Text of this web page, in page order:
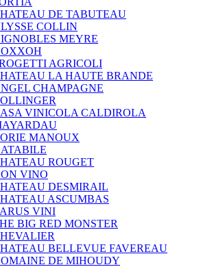
DE TABUTEAU
COLLIN
MEYRE
AGRICOLI
LA HAUTE BRANDE
CHAMPAGNE
VINICOLA CALDIROLA
MANOUX
ROUGET
VINO
DESMIRAIL
ASCUMBAS
VINI
BIG RED MONSTER
BELLEVUE FAVEREAU
DE MIHOUDY